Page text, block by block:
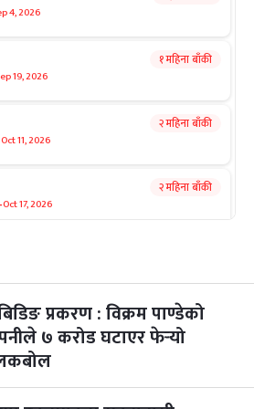
4, 2026
19, 2026
१ महिना बाँकी
Oct 11, 2026
२ महिना बाँकी
-Oct 17, 2026
२ महिना बाँकी
Oct 20, 2026
२ महिना बाँकी
प्रकरण : विक्रम पाण्डेको
७ करोड घटाएर फेर्‍यो